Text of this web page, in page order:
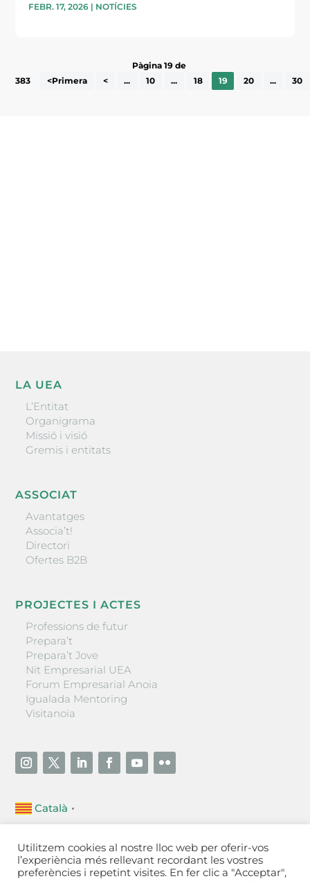
FEBR. 17, 2026 | NOTÍCIES
Pàgina 19 de
383
<Primera < ... 10 ... 18 19 20 ... 30
LA UEA
L’Entitat
Organigrama
Missió i visió
Gremis i entitats
ASSOCIAT
Avantatges
Associa’t!
Directori
Ofertes B2B
PROJECTES I ACTES
Professions de futur
Prepara’t
Prepara’t Jove
Nit Empresarial UEA
Forum Empresarial Anoia
Igualada Mentoring
Visitanoia
Català ▼
Unió Empresarial de l’Anoia (UEA)
Ctra. de Manresa, 131, 08700 – Igualada (Barcelona)
Tel 93 805 22 92
Utilitzem cookies al nostre lloc web per oferir-vos
l’experiència més rellevant recordant les vostres
preferències i repetint visites. En fer clic a "Acceptar",